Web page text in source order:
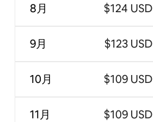
8月
9月
10月
11月
$124 USD
$123 USD
$109 USD
$109 USD